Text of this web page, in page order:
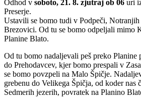
Odhod v soboto, 21. 8. zjutraj ob 06 uri
Preserje.
Ustavili se bomo tudi v Podpeči,
Brezovici. Od tu se bomo odpeljali mimo
Planine Blato.
Od tu bomo nadaljevali peš preko Planine
do Prehodavcev, kjer bomo prespali v
se bomo povzpeli na Malo Špičje.
grebenu do Velikega Špičja, od koder nas
Sedmerih jezerih, povratek na Planino